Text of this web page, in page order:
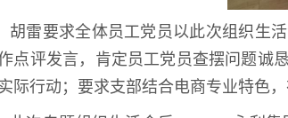
胡雷要求全体员工党员以此次组织生
点评发言，肯定员工党员查摆问题诚
际行动；要求支部结合电商专业特色